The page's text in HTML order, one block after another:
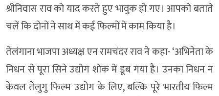
श्रीनिवास राव को याद करते हुए भावुक हो गए। आपको बताते
चलें कि दोनों ने साथ में कई फिल्मों में काम किया है।
तेलंगाना भाजपा अध्यक्ष एन रामचंदर राव ने कहा- ‘अभिनेता के
निधन से पूरा सिने उद्योग शोक में डूब गया है। उनका निधन न
केवल तेलुगु फिल्म उद्योग के लिए, बल्कि पूरे भारतीय फिल्म